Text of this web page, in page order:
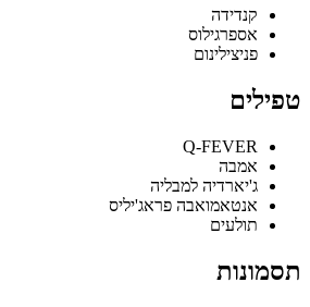
קנדידה
אספרגילוס
פניצילינום
טפילים
Q-FEVER
אמבה
ג'יארדיה למבליה
אנטאמואבה פראג'יליס
תולעים
תסמונות